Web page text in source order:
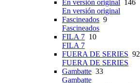
En versión original 146
En versión original
Fascineados 9
Fascineados
FILA 7 10
FILA 7
FUERA DE SERIES 92
FUERA DE SERIES
Gambatte 33
Gambatte